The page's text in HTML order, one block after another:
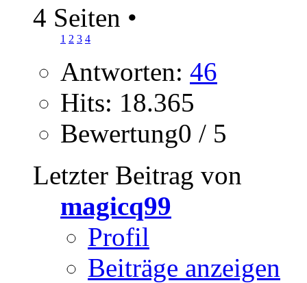
4 Seiten •
1 2 3 4
Antworten: 46
Hits: 18.365
Bewertung0 / 5
Letzter Beitrag von
magicq99
Profil
Beiträge anzeigen